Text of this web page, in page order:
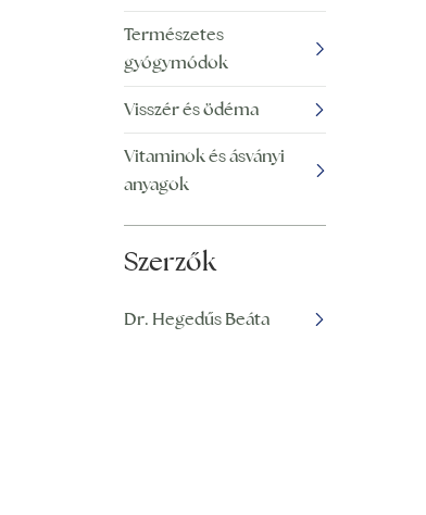
Természetes
gyógymódok
Visszér és ödéma
Vitaminok és ásványi
anyagok
Szerzők
Dr. Hegedűs Beáta